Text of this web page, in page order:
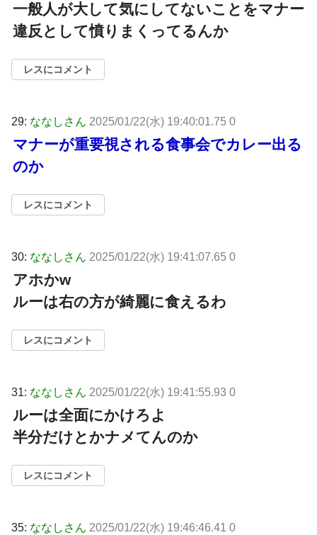
一般人が大して気にしてないことをマナー
違反として憤りまくってるんか
レスにコメント
29: ななしさん 2025/01/22(水) 19:40:01.75 0
マナーが重要視される食事会でカレー出る
のか
レスにコメント
30: ななしさん 2025/01/22(水) 19:41:07.65 0
アホかw
ルーは右の方が綺麗に食えるわ
レスにコメント
31: ななしさん 2025/01/22(水) 19:41:55.93 0
ルーは全面にかけろよ
半分だけとかナメてんのか
レスにコメント
35: ななしさん 2025/01/22(水) 19:46:46.41 0